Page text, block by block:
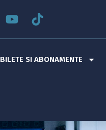
BILETE SI ABONAMENTE